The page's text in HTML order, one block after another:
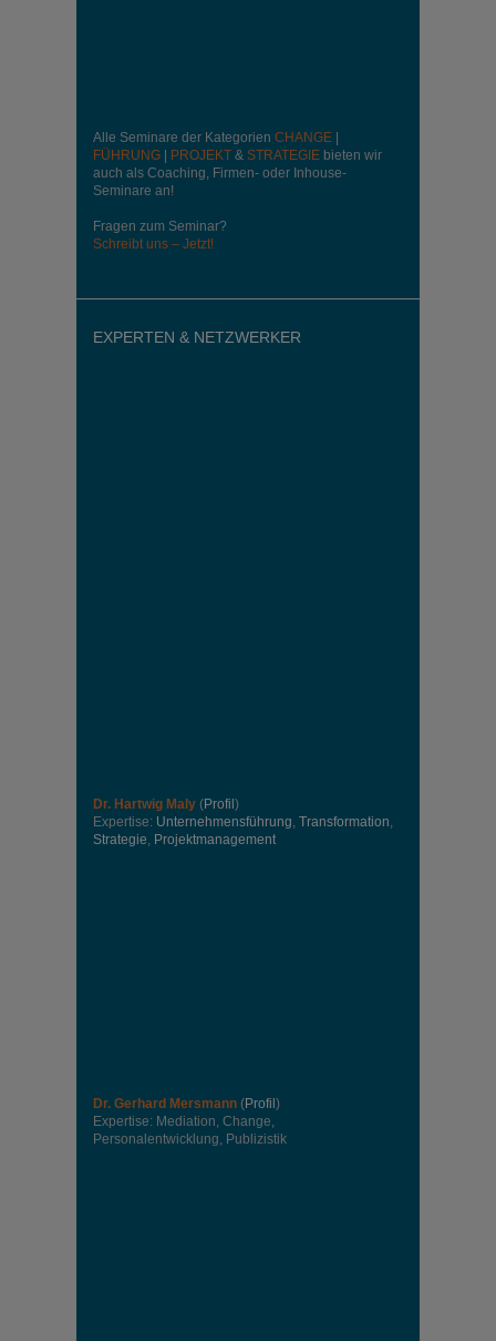
Alle Seminare der Kategorien CHANGE
FÜHRUNG
PROJEKT & STRATEGIE bieten wir
auch als Coaching, Firmen- oder Inhouse-
Seminare an!
Fragen zum Seminar?
Schreibt uns – Jetzt!
EXPERTEN & NETZWERKER
Dr. Hartwig Maly (Profil )
Expertise: Unternehmensführung, Transformation,
Strategie, Projektmanagement
Dr. Gerhard Mersmann (Profil )
Expertise: Mediation, Change,
Personalentwicklung, Publizistik